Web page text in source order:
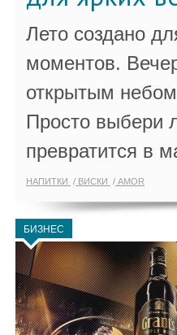
Лето создано
моментов.
открытым
Просто выбери
превратится в
НАПИТКИ ВИСКИ AMOR
БИЗНЕС